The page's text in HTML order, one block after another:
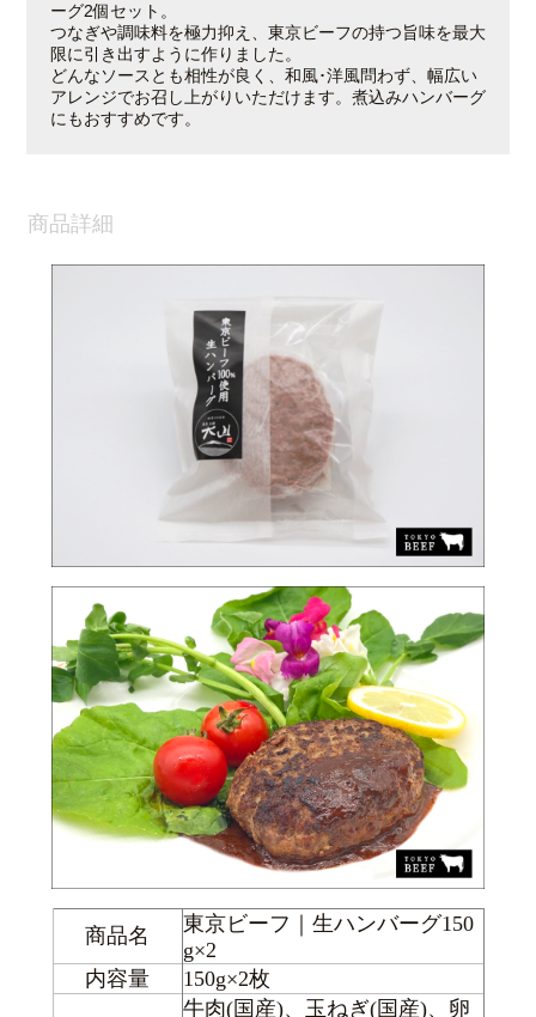
ーグ2個セット。
つなぎや調味料を極力抑え、東京ビーフの持つ旨味を最大
限に引き出すように作りました。
どんなソースとも相性が良く、和風･洋風問わず、幅広い
アレンジでお召し上がりいただけます。煮込みハンバーグ
にもおすすめです。
商品詳細
商品名
東京ビーフ｜生ハンバーグ150
g×2
内容量
150g×2枚
牛肉(国産)、玉ねぎ(国産)、卵